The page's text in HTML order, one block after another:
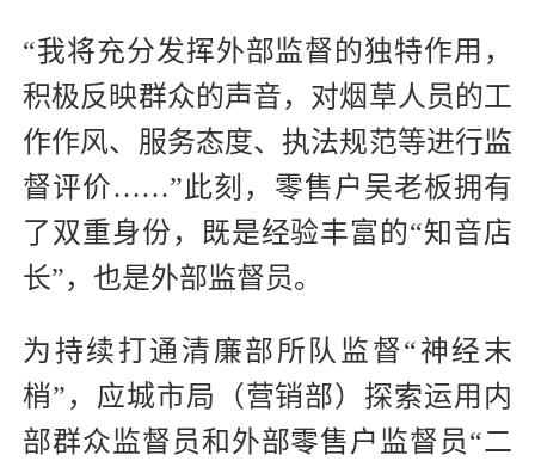
“我将充分发挥外部监督的独特作用，
积极反映群众的声音，对烟草人员的工
作作风、服务态度、执法规范等进行监
督评价……”此刻，零售户吴老板拥有
了双重身份，既是经验丰富的“知音店
长”，也是外部监督员。
为持续打通清廉部所队监督“神经末
梢”，应城市局（营销部）探索运用内
部群众监督员和外部零售户监督员“二